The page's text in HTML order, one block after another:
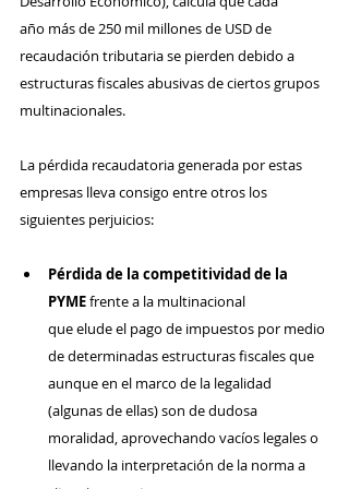
año más de 250 mil millones de USD de
recaudación tributaria se pierden debido a
estructuras fiscales abusivas de ciertos grupos
multinacionales.
La pérdida recaudatoria generada por estas
empresas lleva consigo entre otros los
siguientes perjuicios:
Pérdida de la competitividad de la
PYME frente a la multinacional
que elude el pago de impuestos por medio
de determinadas estructuras fiscales que
aunque en el marco de la legalidad
(algunas de ellas) son de dudosa
moralidad, aprovechando vacíos legales o
llevando la interpretación de la norma a